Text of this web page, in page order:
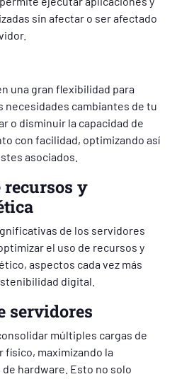
sin afectar o ser afectado
una gran flexibilidad para
necesidades cambiantes de tu
o disminuir la capacidad de
con facilidad, optimizando así
asociados.
y
de los servidores
el uso de recursos y
aspectos cada vez más
digital.
servidores
múltiples cargas de
maximizando la
hardware. Esto no solo